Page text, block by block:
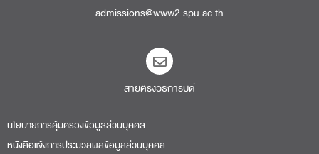
admissions@www2.spu.ac.th
สายตรงอธิการบดี​
นโยบายการคุ้มครองข้อมูลส่วนบุคคล
หนังสือแจ้งการประมวลผลข้อมูลส่วนบุคคล